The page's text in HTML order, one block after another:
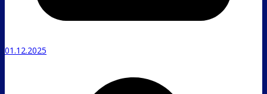
01.12.2025